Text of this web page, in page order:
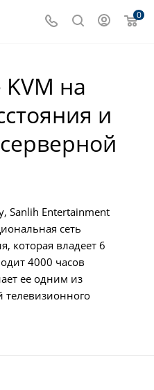
0
на
и
Sanlih Entertainment
сеть
которая владеет 6
4000 часов
ее одним из
телевизионного